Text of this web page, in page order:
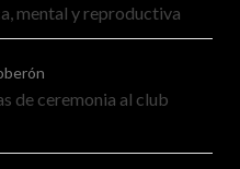
mental y reproductiva
de ceremonia al club